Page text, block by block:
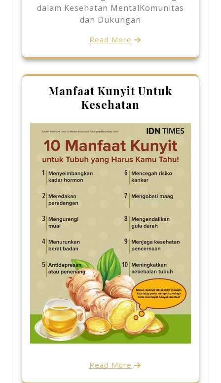
dalam Kesehatan MentalKomunitas
dan Dukungan
Read More
Manfaat Kunyit Untuk
Kesehatan
Read More